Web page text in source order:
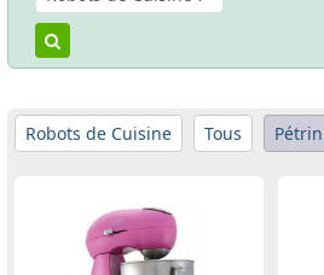
Robots de Cuisine Tous Pétrin